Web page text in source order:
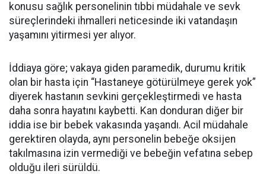
konusu sağlık personelinin tıbbi müdahale ve sevk
süreçlerindeki ihmalleri neticesinde iki vatandaşın
yaşamını yitirmesi yer alıyor.
İddiaya göre; vakaya giden paramedik, durumu kritik
olan bir hasta için “Hastaneye götürülmeye gerek yok”
diyerek hastanın sevkini gerçekleştirmedi ve hasta
daha sonra hayatını kaybetti. Kan donduran diğer bir
iddia ise bir bebek vakasında yaşandı. Acil müdahale
gerektiren olayda, aynı personelin bebeğe oksijen
takılmasına izin vermediği ve bebeğin vefatına sebep
olduğu ileri sürüldü.